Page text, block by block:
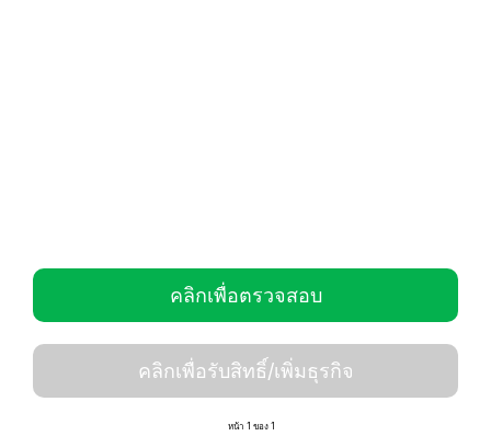
คลิกเพื่อตรวจสอบ
คลิกเพื่อรับสิทธิ์/เพิ่มธุรกิจ
หน้า 1 ของ 1